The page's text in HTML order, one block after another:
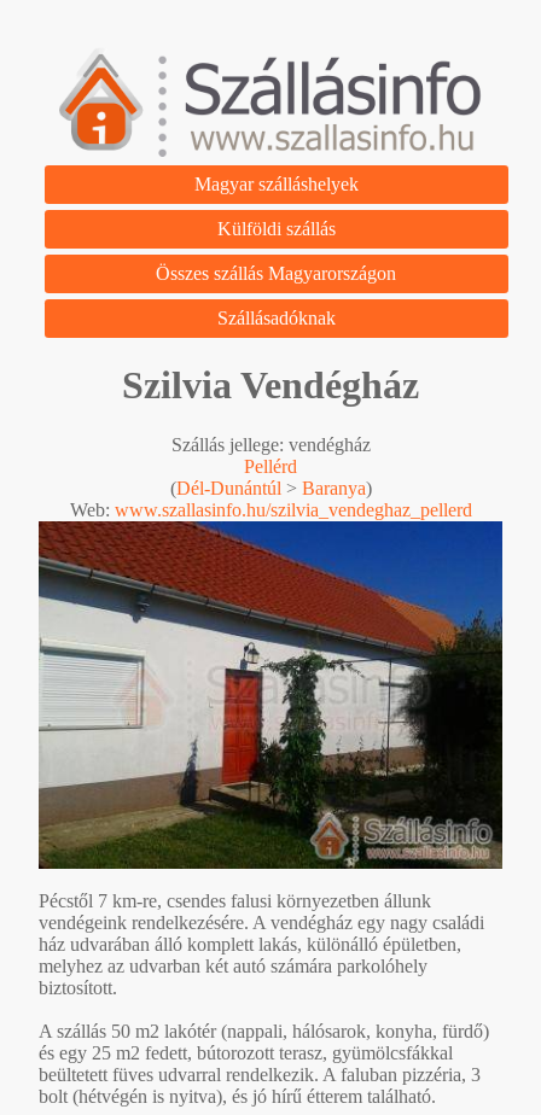
Magyar szálláshelyek
Külföldi szállás
Összes szállás Magyarországon
Szállásadóknak
Szilvia Vendégház
Szállás jellege: vendégház
Pellérd
(Dél-Dunántúl > Baranya)
Web: www.szallasinfo.hu/szilvia_vendeghaz_pellerd
Pécstől 7 km-re, csendes falusi környezetben állunk
vendégeink rendelkezésére. A vendégház egy nagy családi
ház udvarában álló komplett lakás, különálló épületben,
melyhez az udvarban két autó számára parkolóhely
biztosított.
A szállás 50 m2 lakótér (nappali, hálósarok, konyha, fürdő)
és egy 25 m2 fedett, bútorozott terasz, gyümölcsfákkal
beültetett füves udvarral rendelkezik. A faluban pizzéria, 3
bolt (hétvégén is nyitva), és jó hírű étterem található.